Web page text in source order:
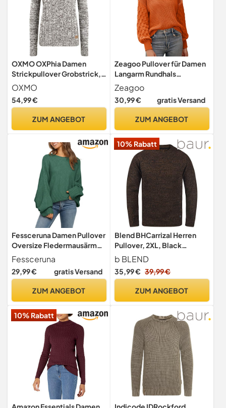
OXMO OXPhia Damen
Strickpullover Grobstrick,
2XL, Coffee BEA (795973)
OXMO
54,99 €
ZUM ANGEBOT
Zeagoo Pullover für Damen
Langarm Rundhals
Strickpullover Basic Winter
Warme Pullover Sweatshirt
Grobstrickpullover Pullis M
Zeagoo
30,99 € gratis Versand
ZUM ANGEBOT
Fessceruna Damen Pullover
Oversize Fledermausärmel
Strickpullover Grün XXL
Fessceruna
29,99 € gratis Versand
ZUM ANGEBOT
10% Rabatt
Blend BHCarrizal Herren
Pullover, 2XL, Black
(194007)
b BLEND
35,99 € 39,99 €
ZUM ANGEBOT
10% Rabatt